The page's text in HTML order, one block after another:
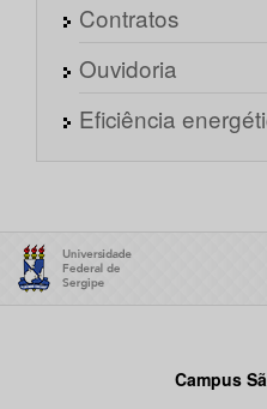
Contratos
Ouvidoria
Eficiência
Campus